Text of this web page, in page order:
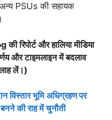
PSUs की सहायक
रिपोर्ट और हालिया मीडिया
और टाइमलाइन में बदलाव
लें।)
विस्तार भूमि अधिग्रहण पर
की राह में चुनौती